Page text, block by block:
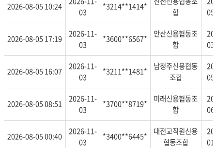
2026-08-05 10:24
03
*3214**1414*
합
2026-08-05 17:19
2026-11-
03
*3600**6567*
안산신용협동조
합
2026-08-05 16:07
2026-11-
03
*3211**1481*
남청주신용협동
조합
2026-08-05 08:51
2026-11-
03
*3700**8719*
미래신용협동조
합
2026-08-05 00:40
2026-11-
03
*3400**6445*
대전교직원신용
협동조합